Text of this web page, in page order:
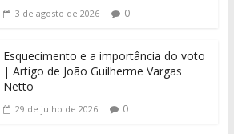
3 de agosto de 2026 0
Esquecimento e a importância do voto
| Artigo de João Guilherme Vargas
Netto
29 de julho de 2026 0